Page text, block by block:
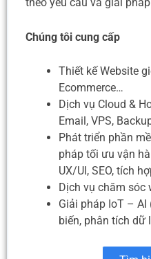
Chúng tôi cung cấp
Thiết kế Website
Ecommerce…
Dịch vụ Cloud &
Email, VPS,
Phát triển phần
pháp tối ưu vận
UX/UI, SEO, tích
Dịch vụ chăm sóc
Giải pháp IoT –
biến, phân tích dữ